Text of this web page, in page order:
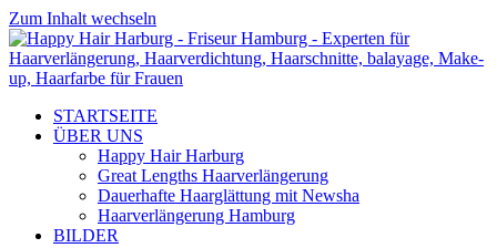
Zum Inhalt wechseln
STARTSEITE
ÜBER UNS
Happy Hair Harburg
Great Lengths Haarverlängerung
Dauerhafte Haarglättung mit Newsha
Haarverlängerung Hamburg
BILDER